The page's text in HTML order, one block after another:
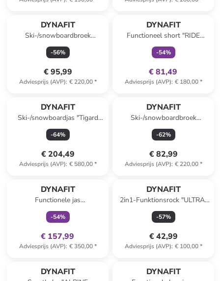
DYNAFIT
Ski-/snowboardbroek
"Mercury 2 DST" groen
-56%
€ 95,99
Adviesprijs (AVP): € 220,00*
DYNAFIT
Functioneel short "RIDE
LIGHT 2IN1" donkerblauw
-54%
€ 81,49
Adviesprijs (AVP): € 180,00*
DYNAFIT
Ski-/snowboardjas "Tigard
GTX" paars/lichtblauw
-64%
€ 204,49
Adviesprijs (AVP): € 580,00*
DYNAFIT
Ski-/snowboardbroek
"Mercury" bordeaux
-62%
€ 82,99
Adviesprijs (AVP): € 220,00*
DYNAFIT
Functionele jas
"TRANSALPER GTX"
groen/bordeaux
-54%
€ 157,99
Adviesprijs (AVP): € 350,00*
DYNAFIT
2in1-Funktionsrock "ULTRA"
kaki
-57%
€ 42,99
Adviesprijs (AVP): € 100,00*
DYNAFIT DYNAFIT